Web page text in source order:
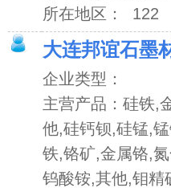
所在地区： 122
大连邦谊石墨
企业类型：
主营产品：硅铁,
他,硅钙钡,硅锰,
铁,铬矿,金属铬,
钨酸铵,其他,钼精